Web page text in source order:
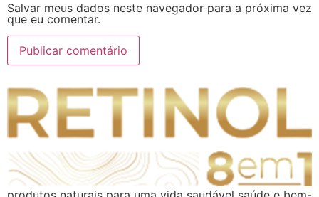
Salvar meus dados neste navegador para a próxima vez
que eu comentar.